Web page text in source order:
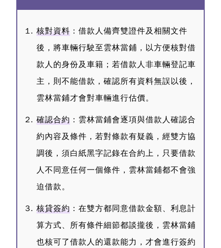
核對資料 ：借款人備齊雙證件及相關文件
後，將車輛行駛至雲林當鋪，以方便核對借
款人的身份及車籍；若借款人非車輛登記車
主，則不能借款，確認所有資料無誤以後，
雲林當鋪才會對車輛進行估價。
確認合約 ：雲林當鋪會逐項與借款人確認合
約內容及條件，若對條款有疑義，經雙方協
調後，須白紙黑字記錄在合約上，只要借款
人不同意任何一個條件，雲林當鋪都不會強
迫借款。
核貸簽約 ：在雙方都同意借款金額、利息計
算方式、所有條件細節都談攏後，雲林當鋪
也核可了借款人的還款能力，才會進行簽約